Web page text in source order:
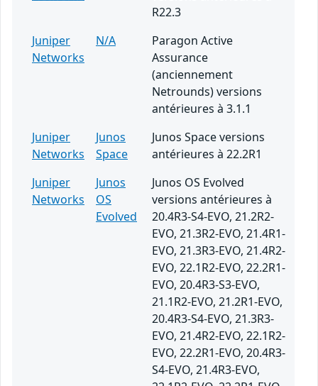
R22.3
Juniper
Networks
N/A
Paragon Active
Assurance
(anciennement
Netrounds) versions
antérieures à 3.1.1
Juniper
Networks
Junos
Space
Junos Space versions
antérieures à 22.2R1
Juniper
Networks
Junos
OS
Evolved
Junos OS Evolved
versions antérieures à
20.4R3-S4-EVO, 21.2R2-
EVO, 21.3R2-EVO, 21.4R1-
EVO, 21.3R3-EVO, 21.4R2-
EVO, 22.1R2-EVO, 22.2R1-
EVO, 20.4R3-S3-EVO,
21.1R2-EVO, 21.2R1-EVO,
20.4R3-S4-EVO, 21.3R3-
EVO, 21.4R2-EVO, 22.1R2-
EVO, 22.2R1-EVO, 20.4R3-
S4-EVO, 21.4R3-EVO,